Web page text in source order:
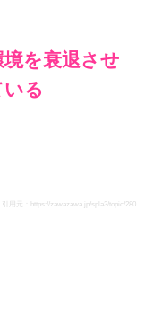
を衰退させ
る
引用元： https://zawazawa.jp/spla3/topic/280